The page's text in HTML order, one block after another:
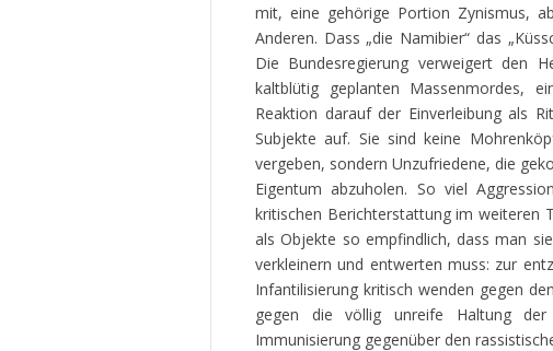
mit, eine gehörige Portion Zynismus,
Anderen. Dass „die Namibier“ das
Die Bundesregierung verweigert den
kaltblütig geplanten Massenmordes,
Reaktion darauf der Einverleibung als
Subjekte auf. Sie sind keine
vergeben, sondern Unzufriedene, die
Eigentum abzuholen. So viel
kritischen Berichterstattung im weiteren
als Objekte so empfindlich, dass man
verkleinern und entwerten muss: zur
Infantilisierung kritisch wenden gegen
gegen die völlig unreife Haltung
Immunisierung gegenüber den